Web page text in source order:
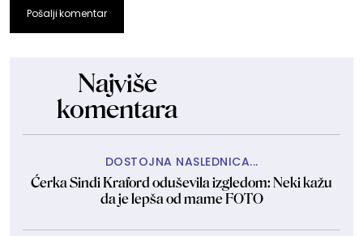
Pošalji komentar
Najviše
komentara
DOSTOJNA NASLEDNICA...
Ćerka Sindi Kraford oduševila izgledom: Neki kažu
da je lepša od mame FOTO